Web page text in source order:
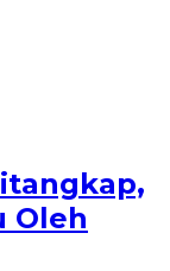
Oleh